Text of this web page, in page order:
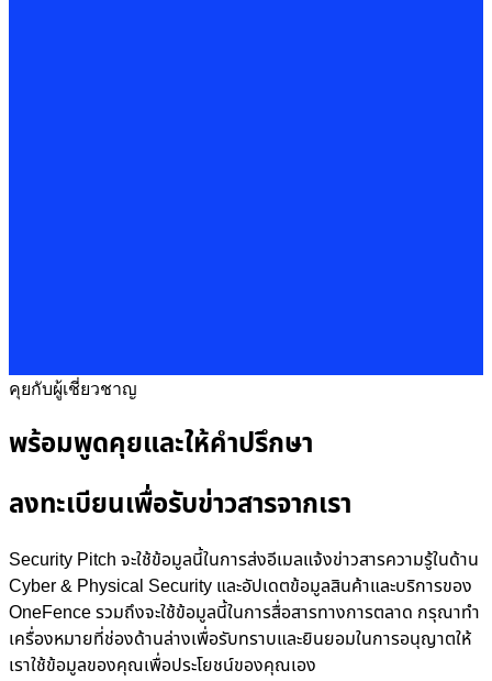
คุยกับผู้เชี่ยวชาญ
พร้อมพูดคุยและให้คำปรึกษา
ลงทะเบียนเพื่อรับข่าวสารจากเรา
Security Pitch จะใช้ข้อมูลนี้ในการส่งอีเมลแจ้งข่าวสารความรู้ในด้าน
Cyber & Physical Security และอัปเดตข้อมูลสินค้าและบริการของ
OneFence รวมถึงจะใช้ข้อมูลนี้ในการสื่อสารทางการตลาด กรุณาทำ
เครื่องหมายที่ช่องด้านล่างเพื่อรับทราบและยินยอมในการอนุญาตให้
เราใช้ข้อมูลของคุณเพื่อประโยชน์ของคุณเอง